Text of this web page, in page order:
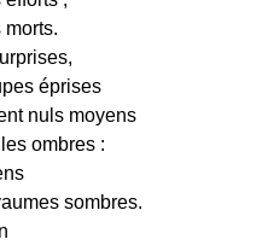
éprises
nuls moyens
ombres :
sombres.